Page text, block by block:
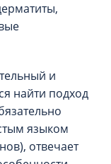
и
найти подход
языком
отвечает